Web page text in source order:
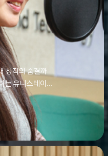
창작의 숨결까
는 유니스테이션
여 있었다. 그 기
, 국원들은 소
이렇듯, 유니스
이야기는 오